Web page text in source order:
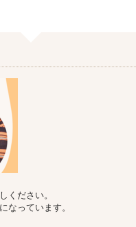
ください。
なっています。